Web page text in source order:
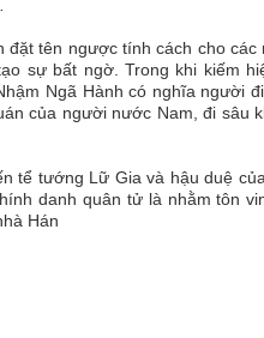
đặt tên ngược tính cách cho
sự bất ngờ. Trong khi kiếm
Ngã Hành có nghĩa người
của người nước Nam, đi
tể tướng Lữ Gia và hậu duệ
danh quân tử là nhằm tôn
Hán